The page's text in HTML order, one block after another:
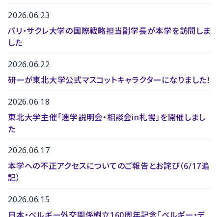
2026.06.23
パリ・サクレ大学の国際戦略担当副学長が本学を訪問しま
した
2026.06.22
研一が東北大学公式マスコットキャラクターになりました！
2026.06.18
東北大学主催「進学説明会・相談会in札幌」を開催しまし
た
2026.06.17
本学への不正アクセスについてのご報告とお詫び（6/17追
記）
2026.06.15